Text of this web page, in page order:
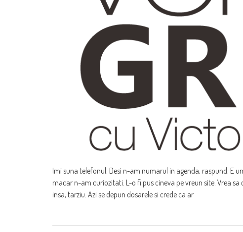
Imi suna telefonul. Desi n-am numarul in agenda, raspund. E
macar n-am curiozitati. L-o fi pus cineva pe vreun site. Vrea
insa, tarziu. Azi se depun dosarele si crede ca ar